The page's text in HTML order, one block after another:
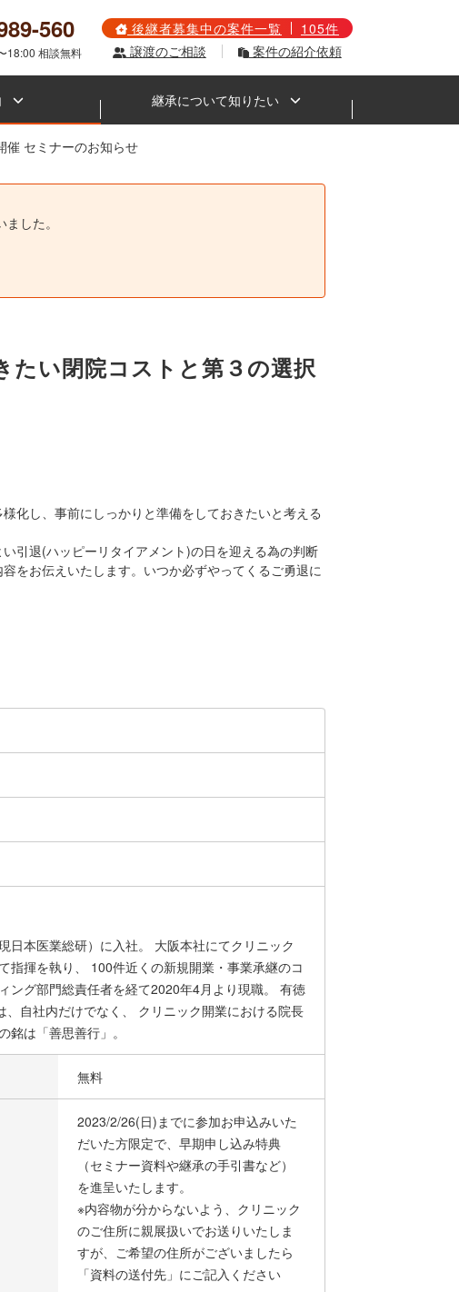
560
18:00 相談無料
後継者募集中の案件一覧
105件
譲渡のご相談
案件の紹介依頼
継承について知りたい
催 セミナーのお知らせ
した。
たい閉院コストと第３の選択
化し、事前にしっかりと準備をしておきたいと考える
引退(ハッピーリタイアメント)の日を迎える為の判断
をお伝えいたします。いつか必ずやってくるご勇退に
日本医業総研）に入社。 大阪本社にてクリニック
揮を執り、 100件近くの新規開業・事業承継のコ
ング部門総責任者を経て2020年4月より現職。 有徳
自社内だけでなく、 クリニック開業における院長
は「善思善行」。
無料
2023/2/26(日)までに参加お申込みいた
だいた方限定で、早期申し込み特典
（セミナー資料や継承の手引書など）
を進呈いたします。
※内容物が分からないよう、クリニック
のご住所に親展扱いでお送りいたしま
すが、ご希望の住所がございましたら
「資料の送付先」にご記入ください